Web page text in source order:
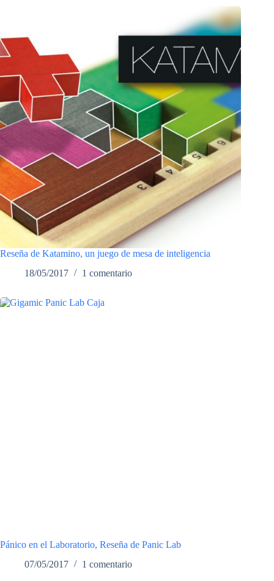
Reseña de Katamino, un juego de mesa de inteligencia
18/05/2017
1 comentario
Pánico en el Laboratorio, Reseña de Panic Lab
07/05/2017
1 comentario